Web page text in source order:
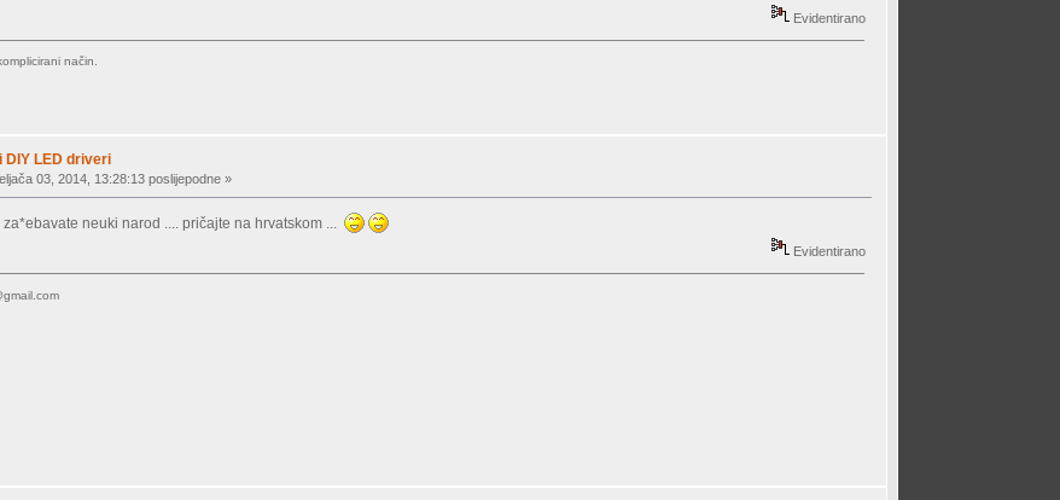
Evidentirano
način.
DIY LED driveri
03, 2014, 13:28:13 poslijepodne »
za*ebavate neuki narod .... pričajte na hrvatskom ...
Evidentirano